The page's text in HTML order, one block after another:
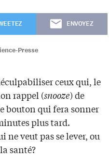
ENVOYEZ
Presse
ceux qui, le
rappel (snooze) de
bouton qui fera sonner
plus tard.
ne veut pas se lever, ou
santé?